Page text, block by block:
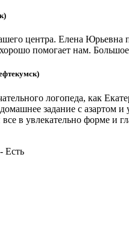
центра. Елена
помогает нам.
логопеда, как
задание с азартом
в увлекательно форме и
Есть